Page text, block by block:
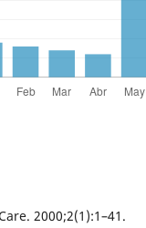
2000;2(1):1–41.